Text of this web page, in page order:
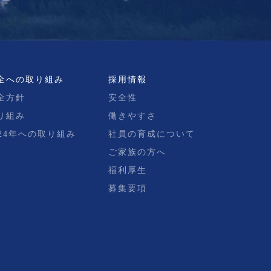
への取り組み
方針
組み
年への取り組み
採用情報
安全性
働きやすさ
社員の育成について
ご家族の方へ
福利厚生
募集要項